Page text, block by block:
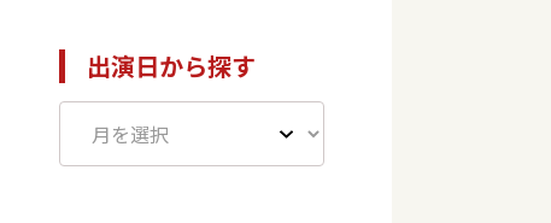
出演日から探す